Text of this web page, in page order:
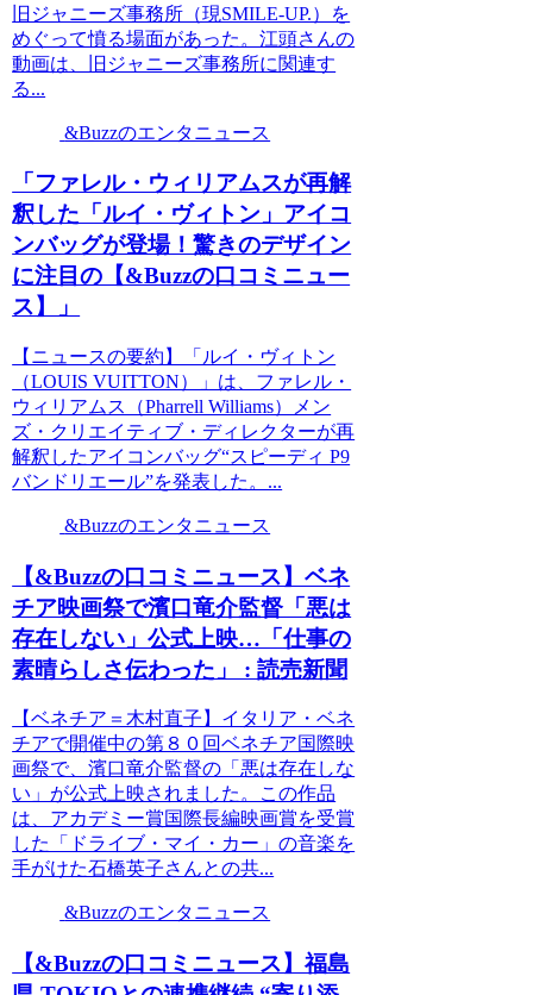
旧ジャニーズ事務所（現SMILE-UP.）を
めぐって憤る場面があった。江頭さんの
動画は、旧ジャニーズ事務所に関連す
る...
&Buzzのエンタニュース
「ファレル・ウィリアムスが再解
釈した「ルイ・ヴィトン」アイコ
ンバッグが登場！驚きのデザイン
に注目の【&Buzzの口コミニュー
ス】」
【ニュースの要約】「ルイ・ヴィトン
（LOUIS VUITTON）」は、ファレル・
ウィリアムス（Pharrell Williams）メン
ズ・クリエイティブ・ディレクターが再
解釈したアイコンバッグ“スピーディ P9
バンドリエール”を発表した。...
&Buzzのエンタニュース
【&Buzzの口コミニュース】ベネ
チア映画祭で濱口竜介監督「悪は
存在しない」公式上映…「仕事の
素晴らしさ伝わった」 : 読売新聞
【ベネチア＝木村直子】イタリア・ベネ
チアで開催中の第８０回ベネチア国際映
画祭で、濱口竜介監督の「悪は存在しな
い」が公式上映されました。この作品
は、アカデミー賞国際長編映画賞を受賞
した「ドライブ・マイ・カー」の音楽を
手がけた石橋英子さんとの共...
&Buzzのエンタニュース
【&Buzzの口コミニュース】福島